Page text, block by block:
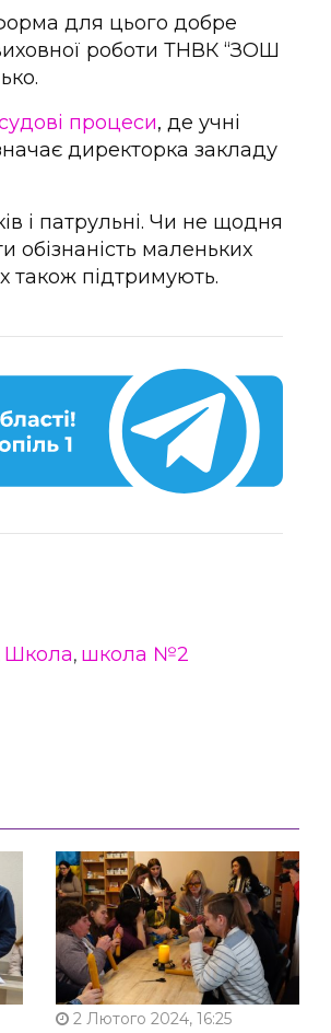
для цього добре
роботи ТНВК “ЗОШ
процеси, де учні
директорка закладу
і патрульні. Чи не щодня
обізнаність маленьких
підтримують.
Школа, школа №2
2 Лютого 2024, 16:25